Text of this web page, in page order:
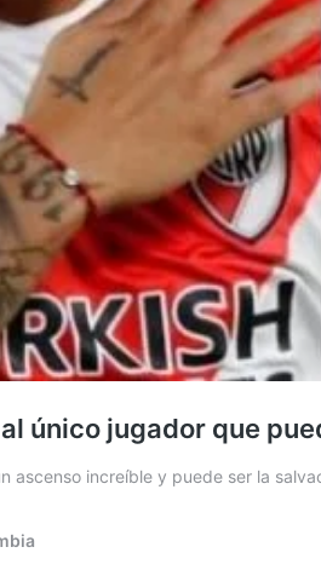
único jugador que
ascenso increíble y puede ser la